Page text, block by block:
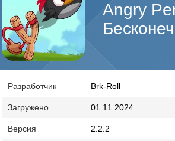
Angry
Разработчик Brk-Roll
Загружено 01.11.2024
Версия 2.2.2